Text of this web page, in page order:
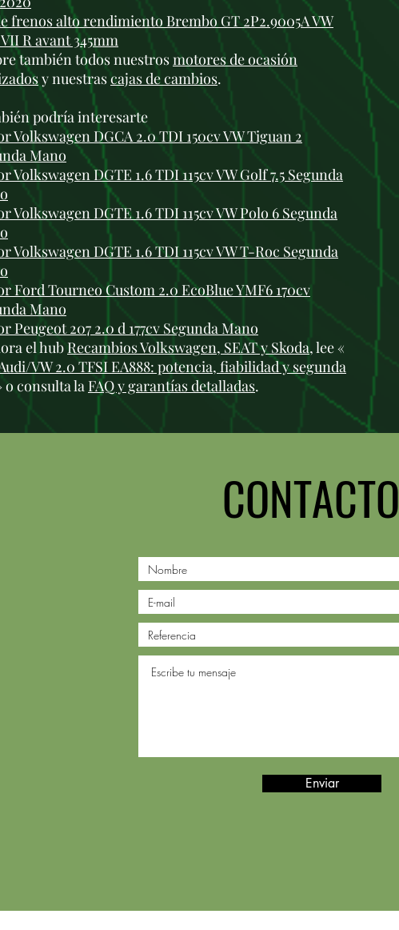
frenos alto rendimiento Brembo GT 2P2.9005A VW
R avant 345mm
también todos nuestrosmotores de ocasión
y nuestrascajas de cambios.
podría interesarte
Volkswagen DGCA 2.0 TDI 150cv VW Tiguan 2
Mano
Volkswagen DGTE 1.6 TDI 115cv VW Golf 7.5 Segunda
Volkswagen DGTE 1.6 TDI 115cv VW Polo 6 Segunda
Volkswagen DGTE 1.6 TDI 115cv VW T-Roc Segunda
Ford Tourneo Custom 2.0 EcoBlue YMF6 170cv
Mano
Peugeot 207 2.0 d 177cv Segunda Mano
el hubRecambios Volkswagen, SEAT y Skoda, lee «
VW 2.0 TFSI EA888: potencia, fiabilidad y segunda
o consulta la FAQ y garantías detalladas.
CONTACTO
Enviar